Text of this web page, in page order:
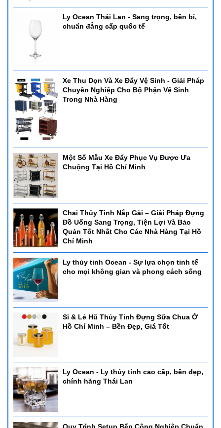
Ly Ocean Thái Lan - Sang trọng, bền bỉ,
chuẩn đẳng cấp quốc tế
Xe Thu Dọn Và Xe Đẩy Vệ Sinh - Giải Pháp
Chuyên Nghiệp Cho Bộ Phận Vệ Sinh
Trong Nhà Hàng
Một Số Mẫu Xe Đẩy Phục Vụ Được Ưa
Chuộng Tại Hồ Chí Minh
Chai Thủy Tinh Nắp Gài – Giải Pháp Đựng
Đồ Uống Sang Trọng, Tiện Lợi Và Bảo
Quản Tốt Nhất Cho Các Nhà Hàng Tại Hồ
Chí Minh
Ly thủy tinh Ocean - Sự lựa chọn tinh tế
cho mọi không gian và phong cách sống
Sỉ & Lẻ Hũ Thủy Tinh Đựng Sữa Chua Ở
Hồ Chí Minh – Bền Đẹp, Giá Tốt
Ly Ocean - Ly thủy tinh cao cấp, bền đẹp,
chính hãng Thái Lan